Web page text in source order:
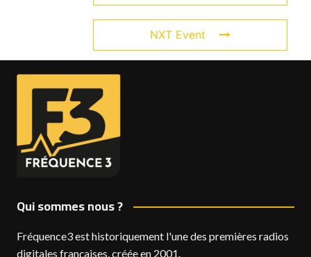
NXT Event
Qui sommes nous ?
Fréquence3 est historiquement l'une des premières radios
digitales françaises, créée en 2001.